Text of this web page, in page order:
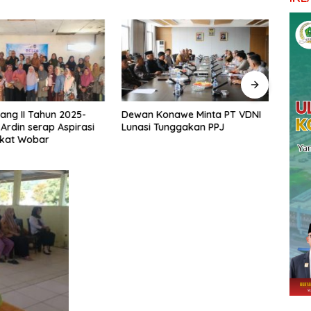
II Tahun 2025-
Ardin serap Aspirasi
Wobar
Dewan Konawe Minta PT VDNI
Lunasi Tunggakan PPJ